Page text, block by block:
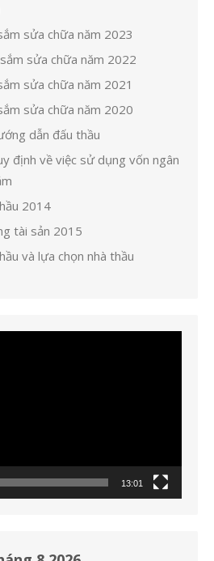
sửa chữa năm 2023
sửa chữa năm 2022
sửa chữa năm 2021
sửa chữa năm 2020
dẫn đấu thầu
định về việc sử dụng vốn ngân
2014
tài sản 2015
và lựa chọn nhà thầu
13:01